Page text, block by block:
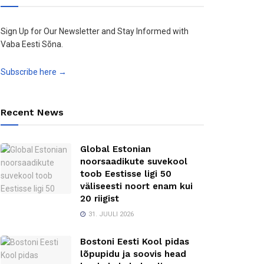
Sign Up for Our Newsletter and Stay Informed with
Vaba Eesti Sõna.
Subscribe here →
Recent News
Global Estonian
noorsaadikute suvekool
toob Eestisse ligi 50
väliseesti noort enam kui
20 riigist
31. JUULI 2026
Bostoni Eesti Kool pidas
lõpupidu ja soovis head